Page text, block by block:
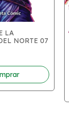
LA
NORTE 07